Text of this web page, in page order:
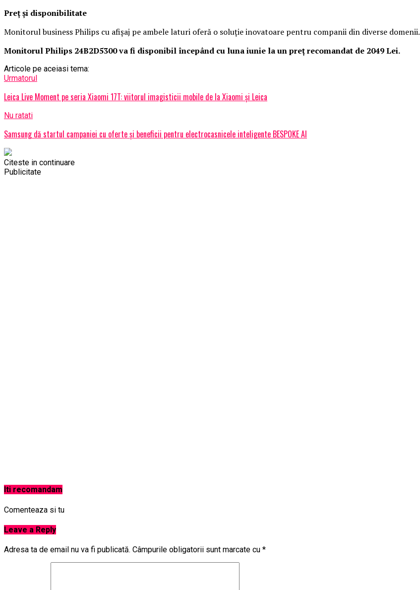
Preț și disponibilitate
Monitorul business Philips cu afișaj pe ambele laturi oferă o soluție inovatoare pentru companii din diverse domenii.
Monitorul Philips 24B2D5300 va fi disponibil începând cu luna iunie la un preț recomandat de 2049 Lei.
Articole pe aceiasi tema:
Urmatorul
Leica Live Moment pe seria Xiaomi 17T: viitorul imagisticii mobile de la Xiaomi și Leica
Nu ratati
Samsung dă startul campaniei cu oferte și beneficii pentru electrocasnicele inteligente BESPOKE AI
Citeste in continuare
Publicitate
Iti recomandam
Comenteaza si tu
Leave a Reply
Adresa ta de email nu va fi publicată. Câmpurile obligatorii sunt marcate cu *